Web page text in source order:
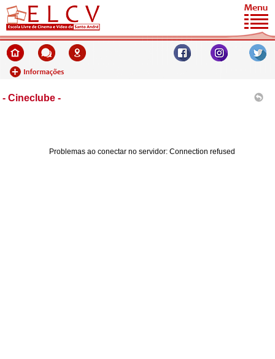
- Cineclube -
Problemas ao conectar no servidor: Connection refused